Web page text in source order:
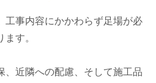
工事内容にかかわらず足場が必
す。
、近隣への配慮、そして施工品